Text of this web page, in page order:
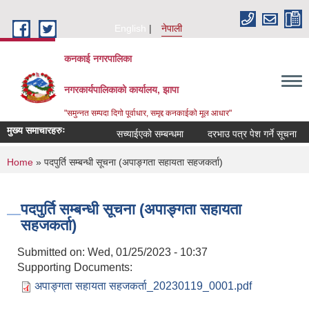
English
नेपाली
कनकाई नगरपालिका
नगरकार्यपालिकाको कार्यालय, झापा
"समुन्नत सम्पदा दिगो पूर्वाधार, समृद्द कनकाईको मूल आधार"
मुख्य समाचारहरुः सच्याईएको सम्बन्धमा दरभाउ पत्र पेश गर्ने सूचना
You are here
Home » पदपुर्ति सम्बन्धी सूचना (अपाङ्गता सहायता सहजकर्ता)
पदपुर्ति सम्बन्धी सूचना (अपाङ्गता सहायता
सहजकर्ता)
Submitted on: Wed, 01/25/2023 - 10:37
Supporting Documents:
अपाङ्गता सहायता सहजकर्ता_20230119_0001.pdf